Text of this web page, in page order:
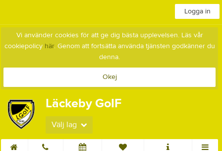
Logga in
Vi använder cookies för att ge dig bästa upplevelsen. Läs vår
cookiepolicy här. Genom att fortsätta använda tjänsten godkänner du
denna.
Okej
Läckeby GoIF
Välj lag